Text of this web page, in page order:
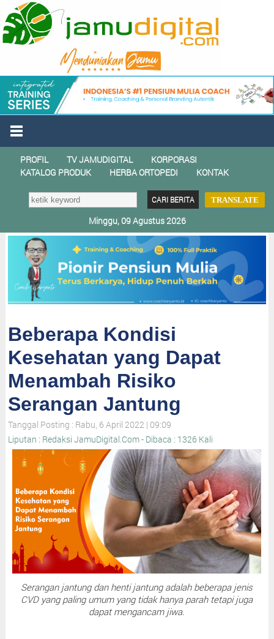
PROFIL TV JAMUDIGITAL
KORPORASI
KATALOG PRODUK
HERBA ORTOPEDI KONTAK
TRANSLATE
Minggu, 09 Agustus 2026
Beberapa Kondisi
Kesehatan yang Dapat
Menambah Risiko
Serangan Jantung
Tanggal Posting : Rabu, 6 April 2022 | 09:09
Liputan : Redaksi JamuDigital.Com - Dibaca : 1326 Kali
Serangan jantung dan henti jantung adalah beberapa jenis
CVD yang paling umum yang tidak hanya parah tetapi juga
dapat mengancam jiwa.